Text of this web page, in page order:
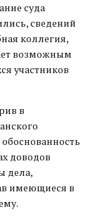
суда
сведений
коллегия,
возможным
участников
в
доводов
дела,
имеющиеся в